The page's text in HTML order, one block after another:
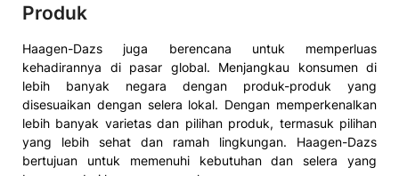
Produk
Haagen-Dazs juga berencana untuk memperluas
kehadirannya di pasar global. Menjangkau konsumen di
lebih banyak negara dengan produk-produk yang
disesuaikan dengan selera lokal. Dengan memperkenalkan
lebih banyak varietas dan pilihan produk, termasuk pilihan
yang lebih sehat dan ramah lingkungan. Haagen-Dazs
bertujuan untuk memenuhi kebutuhan dan selera yang